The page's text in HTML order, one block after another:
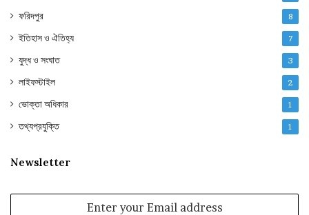
ফরিদপুর 8
ইতিহাস ও ঐতিহ্য 7
যুদ্ধ ও সংঘাত 3
লাইফস্টাইল 2
ভোক্তা অধিকার 1
তথ্যপ্রযুক্তি 1
Newsletter